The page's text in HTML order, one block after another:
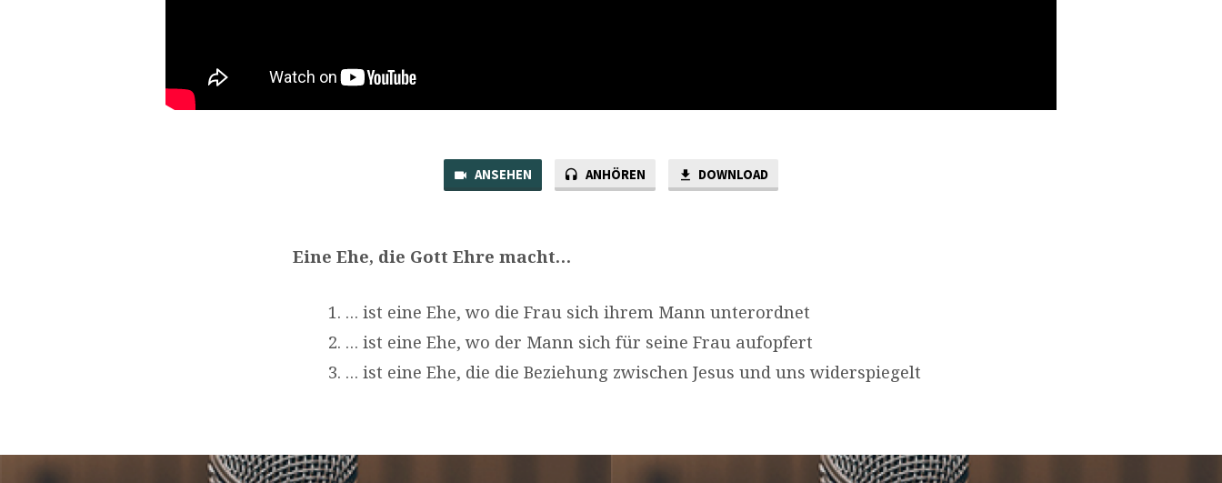
ANSEHEN ANHÖREN DOWNLOAD
Eine Ehe, die Gott Ehre macht…
… ist eine Ehe, wo die Frau sich ihrem Mann unterordnet
… ist eine Ehe, wo der Mann sich für seine Frau aufopfert
… ist eine Ehe, die die Beziehung zwischen Jesus und uns widerspiegelt